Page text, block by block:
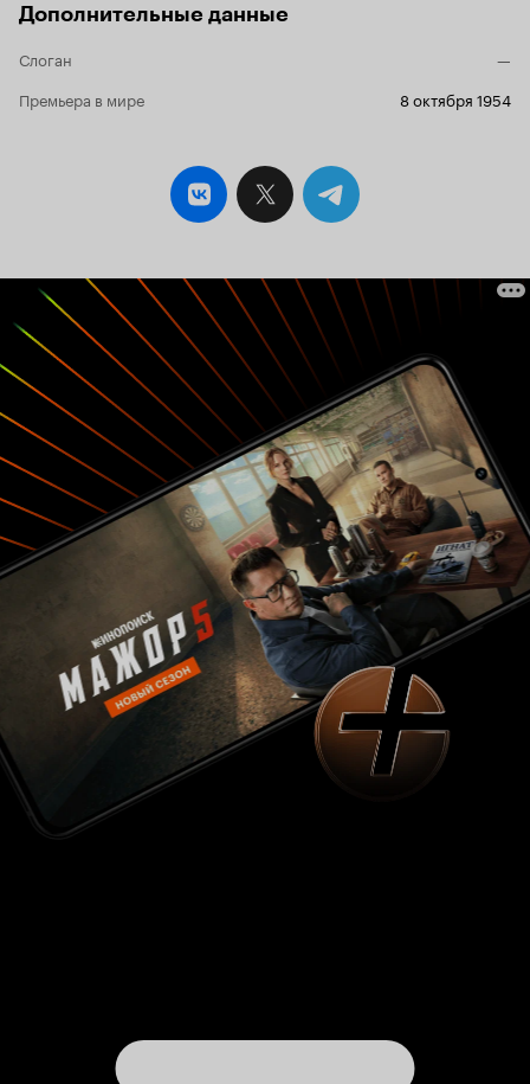
Дополнительные данные
Слоган
—
Премьера в мире
8 октября 1954